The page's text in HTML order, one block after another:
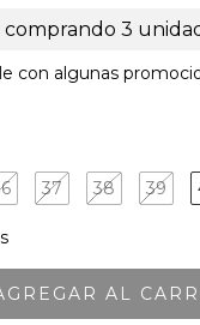
comprando 3
con algunas
37 38 39